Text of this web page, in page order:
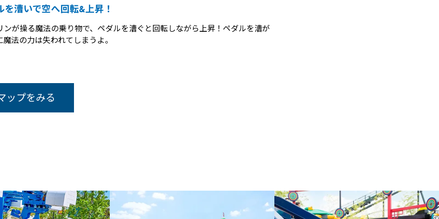
を漕いで空へ回転&上昇！
ンが操る魔法の乗り物で、ペダルを漕ぐと回転しながら上昇！ペダルを漕が
法の力は失われてしまうよ。
ップをみる